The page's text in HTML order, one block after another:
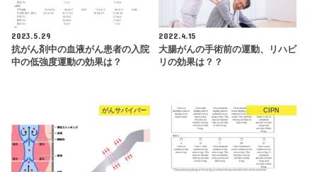
2023.5.29
抗がん剤中の血液がん患者の入院
中の低強度運動の効果は？
2022.4.15
大腸がんの手術前の運動、リハビ
リの効果は？？
がんサバイバー CIPN